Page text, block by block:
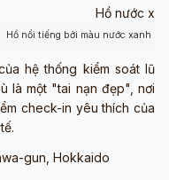
Hồ nổi tiếng bởi màu nước xanh
hệ thống kiểm soát lũ
là một "tai nạn đẹp", nơi
check-in yêu thích của
gun, Hokkaido